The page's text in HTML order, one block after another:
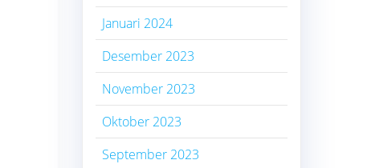
Januari 2024
Desember 2023
November 2023
Oktober 2023
September 2023